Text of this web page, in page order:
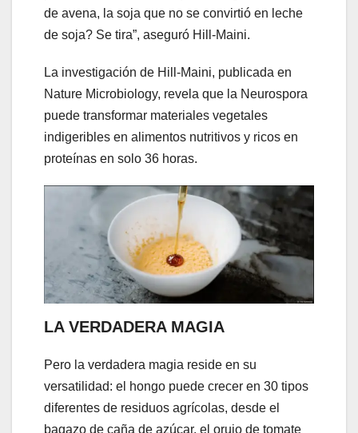
de avena, la soja que no se convirtió en leche
de soja? Se tira”, aseguró Hill-Maini.
La investigación de Hill-Maini, publicada en
Nature Microbiology, revela que la Neurospora
puede transformar materiales vegetales
indigeribles en alimentos nutritivos y ricos en
proteínas en solo 36 horas.
LA VERDADERA MAGIA
Pero la verdadera magia reside en su
versatilidad: el hongo puede crecer en 30 tipos
diferentes de residuos agrícolas, desde el
bagazo de caña de azúcar, el orujo de tomate